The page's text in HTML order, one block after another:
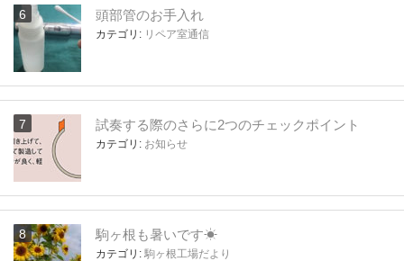
頭部管のお手入れ
カテゴリ: リペア室通信
試奏する際のさらに2つのチェックポイント
カテゴリ: お知らせ
駒ヶ根も暑いです☀
カテゴリ: 駒ヶ根工場だより